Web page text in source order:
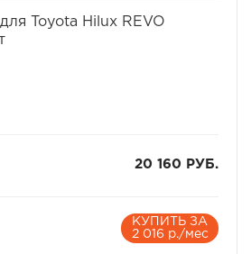
Toyota Hilux REVO
20 160 РУБ.
КУПИТЬ ЗА
2 016 р./мес